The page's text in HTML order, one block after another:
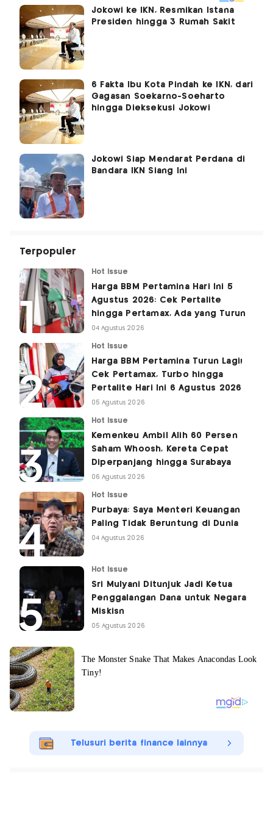
Jokowi ke IKN, Resmikan Istana
Presiden hingga 3 Rumah Sakit
6 Fakta Ibu Kota Pindah ke IKN, dari
Gagasan Soekarno-Soeharto
hingga Dieksekusi Jokowi
Jokowi Siap Mendarat Perdana di
Bandara IKN Siang Ini
Terpopuler
Hot Issue
Harga BBM Pertamina Hari Ini 5
Agustus 2026: Cek Pertalite
hingga Pertamax, Ada yang Turun
04 Agustus 2026
Hot Issue
Harga BBM Pertamina Turun Lagi!
Cek Pertamax, Turbo hingga
Pertalite Hari Ini 6 Agustus 2026
05 Agustus 2026
Hot Issue
Kemenkeu Ambil Alih 60 Persen
Saham Whoosh, Kereta Cepat
Diperpanjang hingga Surabaya
06 Agustus 2026
Hot Issue
Purbaya: Saya Menteri Keuangan
Paling Tidak Beruntung di Dunia
04 Agustus 2026
Hot Issue
Sri Mulyani Ditunjuk Jadi Ketua
Penggalangan Dana untuk Negara
Miskisn
05 Agustus 2026
Telusuri berita finance lainnya